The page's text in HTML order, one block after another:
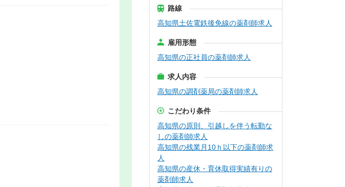
路線
高知県土佐電鉄後免線の薬剤師求人
雇用形態
高知県の正社員の薬剤師求人
求人内容
高知県の調剤薬局の薬剤師求人
こだわり条件
高知県の原則、引越しを伴う転勤な
しの薬剤師求人
高知県の残業月10ｈ以下の薬剤師求
人
高知県の産休・育休取得実績有りの
薬剤師求人